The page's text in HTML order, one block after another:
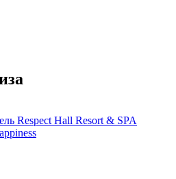
Respect Hall Resort & SPA